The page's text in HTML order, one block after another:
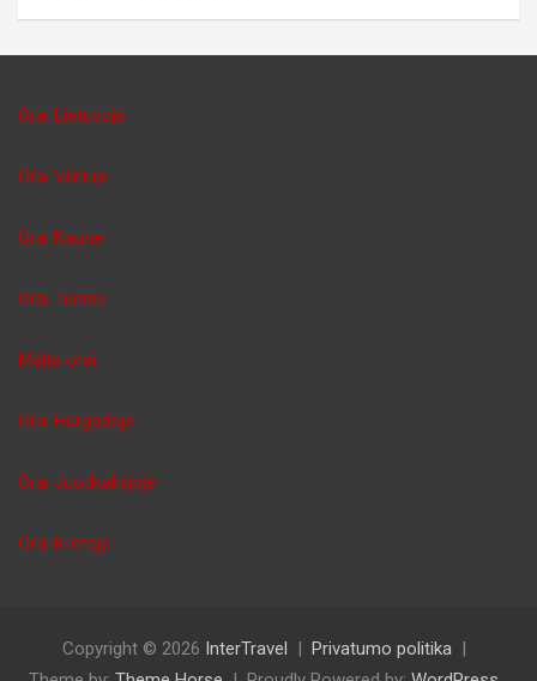
Orai Lietuvoje
Orai Vilniuje
Orai Kaune
Orai Tunise
Malta orai
Orai Hurgadoje
Orai Juodkalnijoje
Orai Kretoje
Copyright © 2026 InterTravel
Privatumo politika